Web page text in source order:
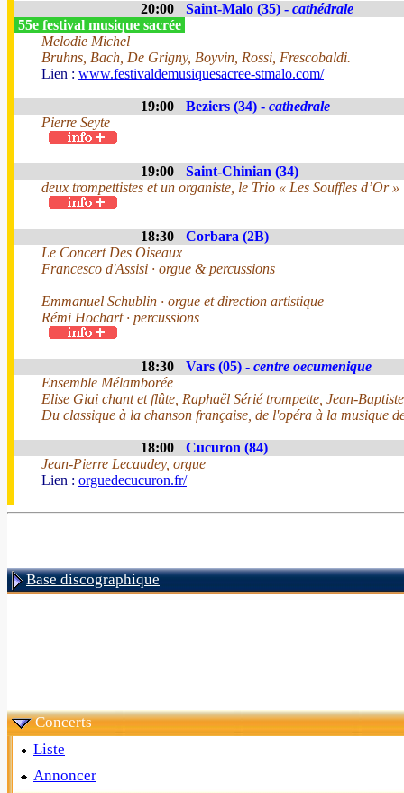
20:00 Saint-Malo (35) - cathédrale
55e festival musique sacrée
Melodie Michel
Bruhns, Bach, De Grigny, Boyvin, Rossi, Frescobaldi.
Lien : www.festivaldemusiquesacree-stmalo.com/
19:00 Beziers (34) - cathedrale
Pierre Seyte
19:00
Saint-Chinian (34)
deux trompettistes et un organiste, le Trio « Les Souffles d’Or »
18:30
Corbara (2B)
Le Concert Des Oiseaux
Francesco d'Assisi · orgue & percussions
Emmanuel Schublin · orgue et direction artistique
Rémi Hochart · percussions
18:30 Vars (05) - centre oecumenique
Ensemble Mélamborée
Elise Giai chant et flûte, Raphaël Sérié trompette, Jean-
Du classique à la chanson française, de l'opéra à la musique
18:00
Cucuron (84)
Jean-Pierre Lecaudey, orgue
Lien : orguedecucuron.fr/
Base discographique
Concerts
Liste
Annoncer